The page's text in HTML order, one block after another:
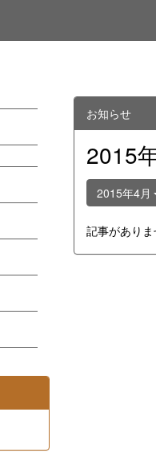
お知らせ
2015
2015年4月
記事がありま